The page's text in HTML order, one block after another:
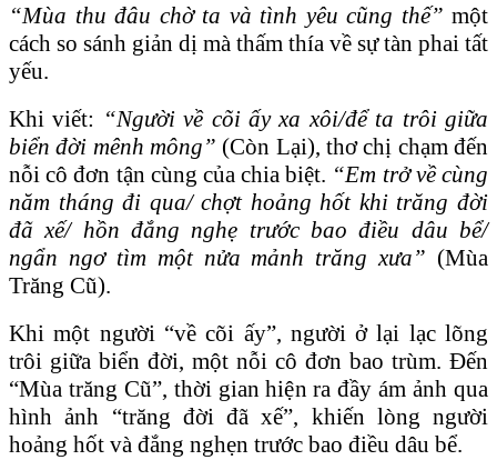
“Mùa thu đâu chờ ta và tình yêu cũng thế” một
cách so sánh giản dị mà thấm thía về sự tàn phai tất
yếu.
Khi viết: “Người về cõi ấy xa xôi/để ta trôi giữa
biển đời mênh mông” (Còn Lại), thơ chị chạm đến
nỗi cô đơn tận cùng của chia biệt. “Em trở về cùng
năm tháng đi qua/ chợt hoảng hốt khi trăng đời
đã xế/ hồn đắng nghẹ trước bao điều dâu bể/
ngẩn ngơ tìm một nửa mảnh trăng xưa” (Mùa
Trăng Cũ).
Khi một người “về cõi ấy”, người ở lại lạc lõng
trôi giữa biển đời, một nỗi cô đơn bao trùm. Đến
“Mùa trăng Cũ”, thời gian hiện ra đầy ám ảnh qua
hình ảnh “trăng đời đã xế”, khiến lòng người
hoảng hốt và đắng nghẹn trước bao điều dâu bể.